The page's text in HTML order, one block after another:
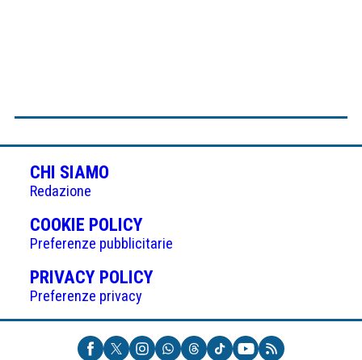
CHI SIAMO
Redazione
COOKIE POLICY(APRE
IN
UNA
NUOVA
Preferenze pubblicitarie
PRIVACY POLICY(APRE
UNA
NUOVA
Preferenze privacy